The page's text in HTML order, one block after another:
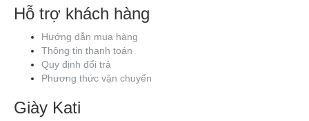
Hướng dẫn mua hàng
Thông tin thanh toán
Quy định đổi trả
Phương thức vận chuyển
Giày Kati
Đc: 73 Ni Sư Huỳnh Liên, Tân Bình, TP.HCM
Email: giaykati@gmail.com